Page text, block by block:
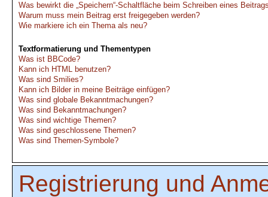
Was bewirkt die „Speichern“-Schaltfläche beim Schreiben eines
Warum muss mein Beitrag erst freigegeben werden?
Wie markiere ich ein Thema als neu?
Textformatierung und Thementypen
Was ist BBCode?
Kann ich HTML benutzen?
Was sind Smilies?
Kann ich Bilder in meine Beiträge einfügen?
Was sind globale Bekanntmachungen?
Was sind Bekanntmachungen?
Was sind wichtige Themen?
Was sind geschlossene Themen?
Was sind Themen-Symbole?
Registrierung und